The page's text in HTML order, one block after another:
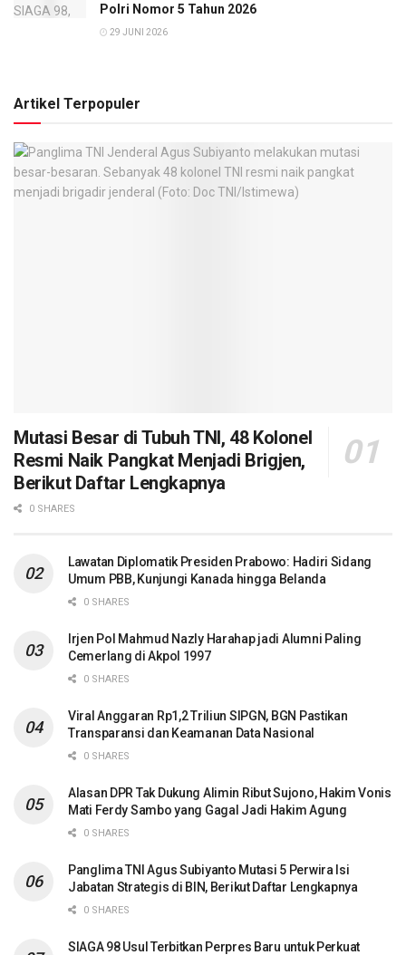
Polri Nomor 5 Tahun 2026
29 JUNI 2026
Artikel Terpopuler
Mutasi Besar di Tubuh TNI, 48 Kolonel
Resmi Naik Pangkat Menjadi Brigjen,
Berikut Daftar Lengkapnya
0 SHARES
Lawatan Diplomatik Presiden Prabowo: Hadiri Sidang
Umum PBB, Kunjungi Kanada hingga Belanda
0 SHARES
Irjen Pol Mahmud Nazly Harahap jadi Alumni Paling
Cemerlang di Akpol 1997
0 SHARES
Viral Anggaran Rp1,2 Triliun SIPGN, BGN Pastikan
Transparansi dan Keamanan Data Nasional
0 SHARES
Alasan DPR Tak Dukung Alimin Ribut Sujono, Hakim Vonis
Mati Ferdy Sambo yang Gagal Jadi Hakim Agung
0 SHARES
Panglima TNI Agus Subiyanto Mutasi 5 Perwira Isi
Jabatan Strategis di BIN, Berikut Daftar Lengkapnya
0 SHARES
SIAGA 98 Usul Terbitkan Perpres Baru untuk Perkuat